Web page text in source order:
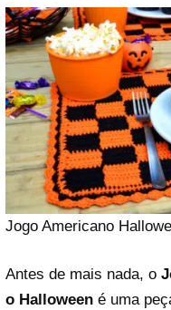
Jogo Americano
Antes de mais nada, o
o Halloween é uma